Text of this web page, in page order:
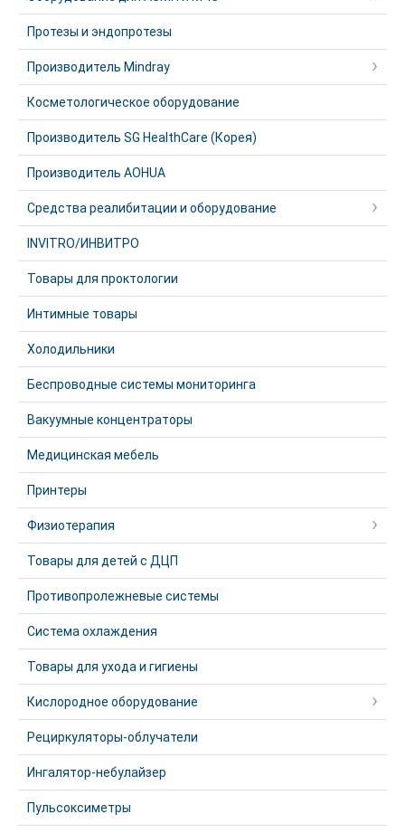
Протезы и эндопротезы
Производитель Mindray
Косметологическое оборудование
Производитель SG HealthCare (Корея)
Производитель AOHUA
Средства реалибитации и оборудование
INVITRO/ИНВИТРО
Товары для проктологии
Интимные товары
Холодильники
Беспроводные системы мониторинга
Вакуумные концентраторы
Медицинская мебель
Принтеры
Физиотерапия
Товары для детей с ДЦП
Противопролежневые системы
Система охлаждения
Товары для ухода и гигиены
Кислородное оборудование
Рециркуляторы-облучатели
Ингалятор-небулайзер
Пульсоксиметры